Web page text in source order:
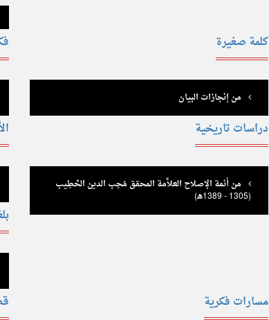
كلمة صغيرة
من إنجازات البيان
دراسات تاريخية
من أئمة الإصلاح العلاَّمة المحقق مُحِب الدين الخَطِيب
(1305 - 1389هـ)
مسارات فكرية